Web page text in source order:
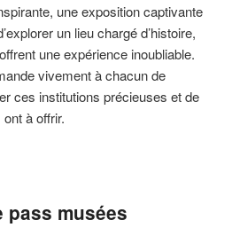
une exposition captivante
un lieu chargé d’histoire,
une expérience inoubliable.
vivement à chacun de
ces institutions précieuses et de
à offrir.
pass musées